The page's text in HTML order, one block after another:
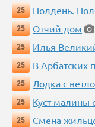
25
Полдень.
25
Отчий дом
25
Илья
25
В Арбатских
25
Лодка с
25
Куст малины
25
Смена